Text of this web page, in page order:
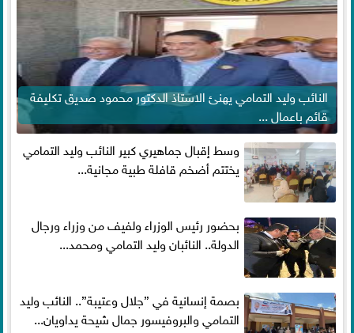
النائب وليد التمامي يهنئ الاستاذ الدكتور محمود صديق تكليفة
قائم باعمال ...
وسط إقبال جماهيري كبير النائب وليد التمامي
يختتم أضخم قافلة طبية مجانية...
بحضور رئيس الوزراء ولفيف من وزراء ورجال
الدولة.. النائبان وليد التمامي ومحمد...
بصمة إنسانية في ”جلال وعتيبة”.. النائب وليد
التمامي والبروفيسور جمال شيحة يداويان...